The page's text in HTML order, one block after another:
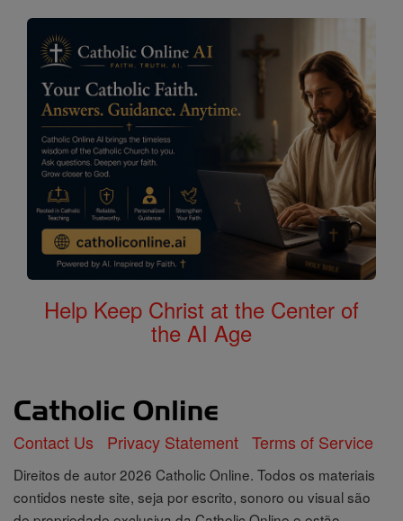
Help Keep Christ at the Center of
the AI Age
Contact Us Privacy Statement Terms of Service
Direitos de autor 2026 Catholic Online. Todos os materiais
contidos neste site, seja por escrito, sonoro ou visual são